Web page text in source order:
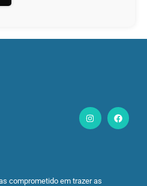
comprometido em trazer as